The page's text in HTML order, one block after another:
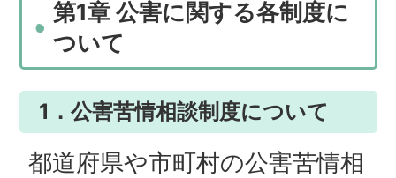
第1章 公害に関する各制度に
ついて
1．公害苦情相談制度について
都道府県や市町村の公害苦情相